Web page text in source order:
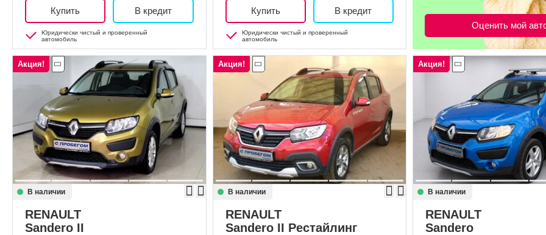
Купить В кредит
Юридически чистый и проверенный
автомобиль
Купить В кредит
Юридически чистый и проверенный
автомобиль
Оценить мой
Акция!
В наличии
RENAULT
Sandero II
Акция!
В наличии
RENAULT
Sandero II Рестайлинг
Акция!
В наличии
RENAULT
Sandero